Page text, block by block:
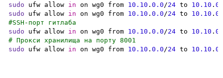
sudo ufw allow in on wg0 from 10.10 . 0.0 /24 to 10.10 .
sudo ufw allow in on wg0 from 10.10 . 0.0 /24 to 10.10 .
#SSH-порт гитлаба
sudo ufw allow in on wg0 from 10.10 . 0.0 /24 to 10.10 .
# Прокси хранилища на порту 8001
sudo ufw allow in on wg0 from 10.10 . 0.0 /24 to 10.10 .